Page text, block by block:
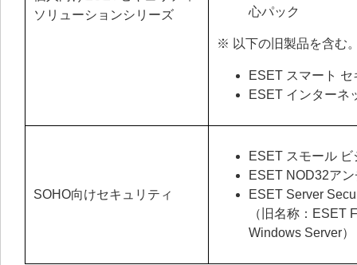
ソリューションシリーズ
心パック
※ 以下の旧製品を含む
ESET スマート
ESET インターネ
SOHO向けセキュリティ
ESET スモール
ESET NOD32ア
ESET Server
（旧名称：ESET
Windows Server）